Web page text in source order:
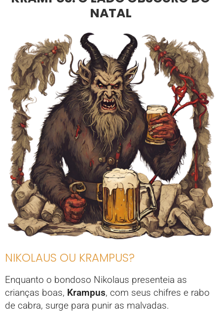
NATAL
NIKOLAUS OU KRAMPUS?
Enquanto o bondoso Nikolaus presenteia as
crianças boas, Krampus, com seus chifres e rabo
de cabra, surge para punir as malvadas.